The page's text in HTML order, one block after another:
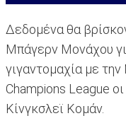
Δεδομένα θα
Μπάγερν Μονάχου
γιγαντομαχία με
Champions League
Κίνγκσλεϊ Κομάν.